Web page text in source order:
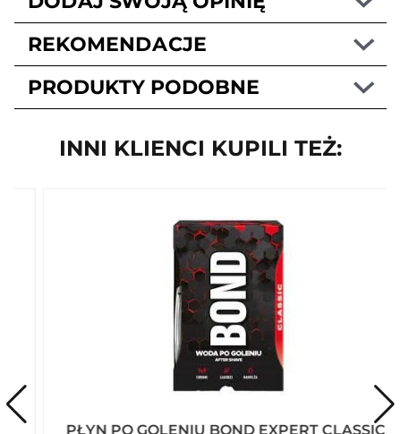
REKOMENDACJE
PRODUKTY PODOBNE
INNI KLIENCI KUPILI TEŻ:
PŁYN PO GOLENIU BOND EXPERT CLASSIC